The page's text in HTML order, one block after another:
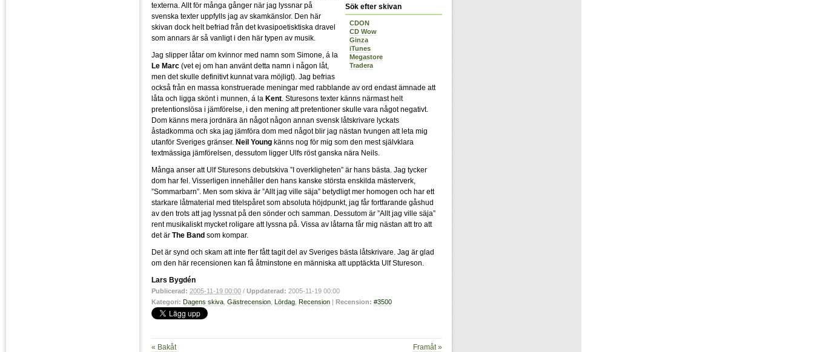
Sök efter skivan
CDON
CD Wow
Ginza
iTunes
Megastore
Tradera
texterna. Allt för många gånger när jag lyssnar på
svenska texter uppfylls jag av skamkänslor. Den här
skivan dock helt befriad från det kvasipoetisktiska dravel
som annars är så vanligt i den här typen av musik.
Jag slipper låtar om kvinnor med namn som Simone, á la
Le Marc (vet ej om han använt detta namn i någon låt,
men det skulle definitivt kunnat vara möjligt). Jag befrias
också från en massa konstruerade meningar med rabblande av ord endast ämnade att
låta och ligga skönt i munnen, á la Kent. Sturesons texter känns närmast helt
pretentionslösa i jämförelse, i den mening att pretentioner skulle vara något negativt.
Dom känns mera jordnära än något någon annan svensk låtskrivare lyckats
åstadkomma och ska jag jämföra dom med något blir jag nästan tvungen att leta mig
utanför Sveriges gränser. Neil Young känns nog för mig som den mest självklara
textmässiga jämförelsen, dessutom ligger Ulfs röst ganska nära Neils.
Många anser att Ulf Sturesons debutskiva ”I overkligheten” är hans bästa. Jag tycker
dom har fel. Visserligen innehåller den hans kanske största enskilda mästerverk,
”Sommarbarn”. Men som skiva är ”Allt jag ville säja” betydligt mer homogen och har ett
starkare låtmaterial med titelspåret som absoluta höjdpunkt, jag får fortfarande gåshud
av den trots att jag lyssnat på den sönder och samman. Dessutom är ”Allt jag ville säja”
rent musikaliskt mycket roligare att lyssna på. Vissa av låtarna får mig nästan att tro att
det är The Band som kompar.
Det är synd och skam att inte fler fått tagit del av Sveriges bästa låtskrivare. Jag är glad
om den här recensionen kan få åtminstone en människa att upptäckta Ulf Stureson.
Lars Bygdén
Publicerad: 2005-11-19 00:00 / Uppdaterad: 2005-11-19 00:00
Kategori: Dagens skiva Gästrecension Lördag Recension | Recension: #3500
« Bakåt Framåt »